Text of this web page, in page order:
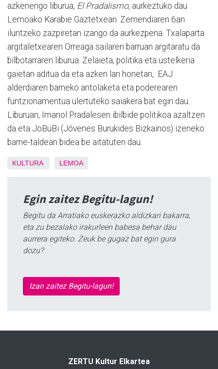
azkenengo liburua, El Pradalismo, aurkeztuko dau
Lemoako Karabie Gaztetxean. Zemendiaren 6an
iluntzeko zazpiretan izango da aurkezpena. Txalaparta
argitaletxearen Orreaga sailaren barruan argitaratu da
bilbotarraren liburua. Zelaieta, politika eta ustelkeria
gaietan aditua da eta azken lan honetan, EAJ
alderdiaren barneko antolaketa eta poderearen
funtzionamentua ulertuteko saiakera bat egin dau.
Liburuan, Imanol Pradalesen ibilbide politikoa azaltzen
da eta JoBuBi (Jóvenes Burukides Bizkainos) izeneko
barne-taldean bidea be aitatuten dau.
KULTURA LEMOA
Egin zaitez Begitu-lagun!
Begitu da Arratiako euskerazko aldizkari bakarra,
eta zu bezalako irakurleen babesa behar dau
aurrera egiteko. Zeuk be gugaz bat egin gura
dozu?
Izan zaitez Begitu-lagun!
ZERTU Kultur Elkartea